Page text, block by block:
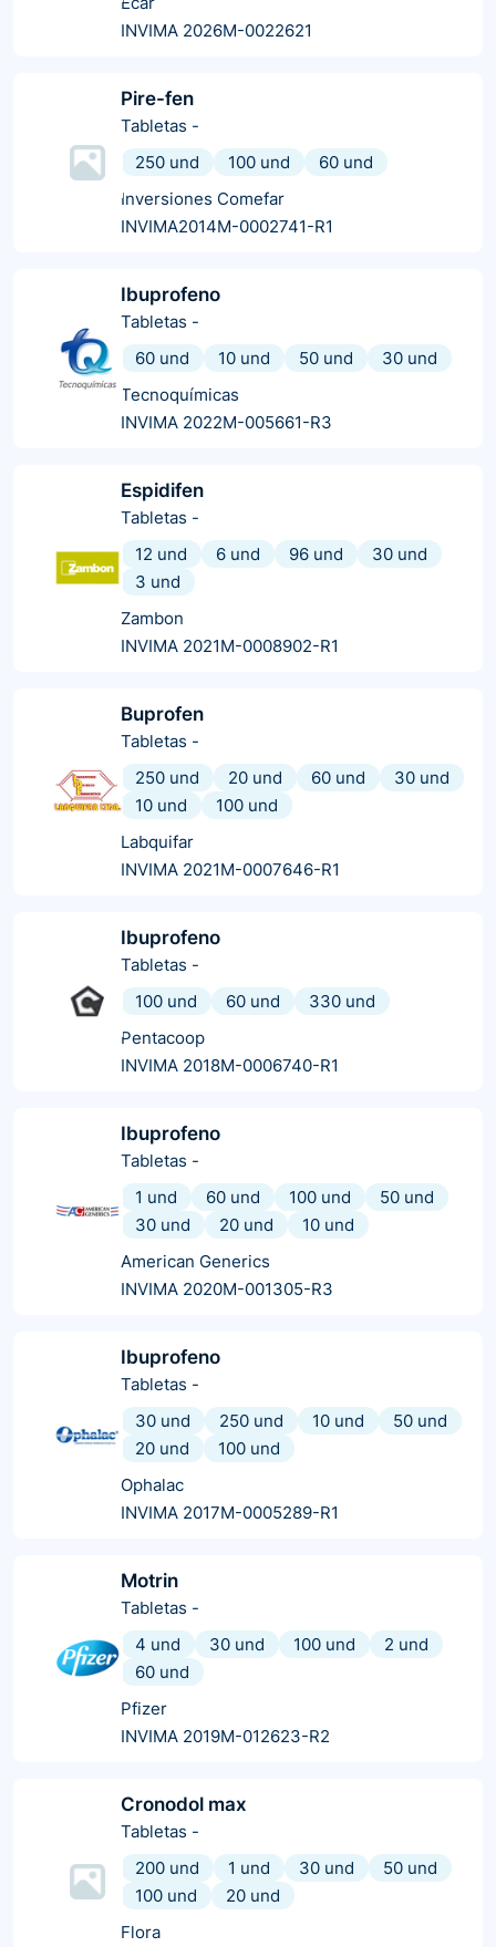
INVIMA 2026M-0022621
Pire-fen
Tabletas -
250 und
100 und
60 und
Inversiones Comefar
INVIMA2014M-0002741-R1
Ibuprofeno
Tabletas -
60 und
10 und 50 und
30 und
Tecnoquímicas
INVIMA 2022M-005661-R3
Espidifen
Tabletas -
12 und
6 und 96 und
30 und
3 und
Zambon
INVIMA 2021M-0008902-R1
Buprofen
Tabletas -
250 und
20 und 60 und
30 und
10 und
100 und
Labquifar
INVIMA 2021M-0007646-R1
Ibuprofeno
Tabletas -
100 und
60 und
330 und
Pentacoop
INVIMA 2018M-0006740-R1
Ibuprofeno
Tabletas -
1 und
60 und 100 und
50 und
30 und
20 und
10 und
American Generics
INVIMA 2020M-001305-R3
Ibuprofeno
Tabletas -
30 und
250 und 10 und
50 und
20 und
100 und
Ophalac
INVIMA 2017M-0005289-R1
Motrin
Tabletas -
4 und
30 und 100 und
2 und
60 und
Pfizer
INVIMA 2019M-012623-R2
Cronodol max
Tabletas -
200 und
1 und 30 und
50 und
100 und
20 und
Flora